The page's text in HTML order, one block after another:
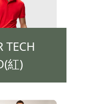
TECH
紅)